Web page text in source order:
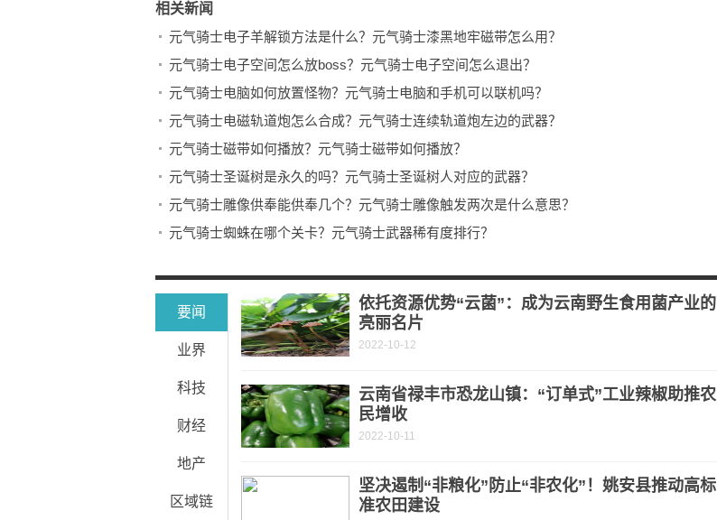
相关新闻
元气骑士电子羊解锁方法是什么？元气骑士漆黑地牢磁带怎么用？
元气骑士电子空间怎么放boss？元气骑士电子空间怎么退出？
元气骑士电脑如何放置怪物？元气骑士电脑和手机可以联机吗？
元气骑士电磁轨道炮怎么合成？元气骑士连续轨道炮左边的武器？
元气骑士磁带如何播放？元气骑士磁带如何播放？
元气骑士圣诞树是永久的吗？元气骑士圣诞树人对应的武器？
元气骑士雕像供奉能供奉几个？元气骑士雕像触发两次是什么意思？
元气骑士蜘蛛在哪个关卡？元气骑士武器稀有度排行？
要闻
业界
科技
财经
地产
区域链
依托资源优势“云菌”：成为云南野生食用菌产业的
亮丽名片
2022-10-12
云南省禄丰市恐龙山镇：“订单式”工业辣椒助推农
民增收
2022-10-11
坚决遏制“非粮化”防止“非农化”！姚安县推动高标
准农田建设